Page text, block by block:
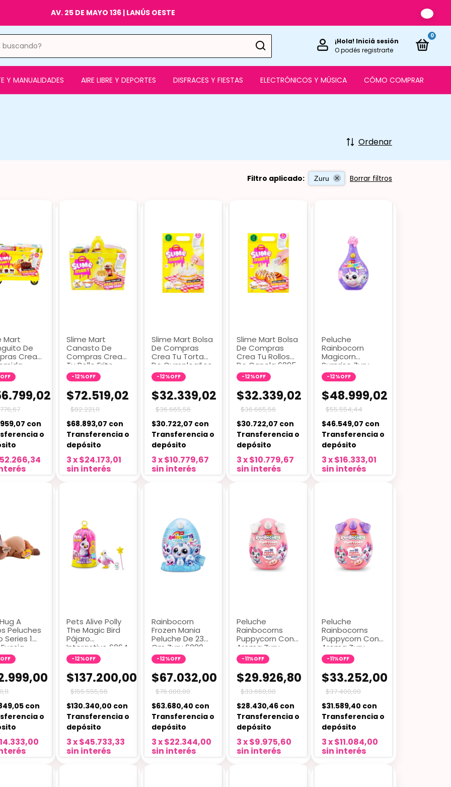
AV. 25 DE MAYO 136 | LANÚS OESTE
¡Hola! Iniciá sesión
O podés registrarte
0
Y MANUALIDADES AIRE LIBRE Y DEPORTES DISFRACES Y FIESTAS ELECTRÓNICOS Y MÚSICA CÓMO COMPRAR
Ordenar
Filtro aplicado: Zuru Borrar filtros
Mart
De
Crea
6070
OFF
con
o
Slime Mart
Canasto De
Compras Crea
Tu Pollo Frito
6096
-12%OFF
$72.519,02
$82.221,11
$68.893,07 con
Transferencia o
depósito
3x$24.173,01
sin interés
Slime Mart Bolsa
De Compras
Crea Tu Torta
De Cumpleaños
6095
-12%OFF
$32.339,02
$36.665,56
$30.722,07 con
Transferencia o
depósito
3x$10.779,67
sin interés
Slime Mart Bolsa
De Compras
Crea Tu Rollos
De Canela 6095
-12%OFF
$32.339,02
$36.665,56
$30.722,07 con
Transferencia o
depósito
3x$10.779,67
sin interés
Peluche
Rainbocorn
Magicorn
Surprise Zuru
6100 Multicolor
-12%OFF
$48.999,02
$55.554,44
$46.549,07 con
Transferencia o
depósito
3x$16.333,01
sin interés
A
Peluches
Series 1
Holly
OFF
con
o
Pets Alive Polly
The Magic Bird
Pájaro
Interactivo 6064
Blanco
-12%OFF
$137.200,00
$155.555,56
$130.340,00 con
Transferencia o
depósito
3x$45.733,33
sin interés
Rainbocorn
Frozen Mania
Peluche De 23
Cm Zuru 6080
Agua
-12%OFF
$67.032,00
$76.000,00
$63.680,40 con
Transferencia o
depósito
3x$22.344,00
sin interés
Peluche
Rainbocorns
Puppycorn Con
Aroma Zuru
6034 Blanco
-11%OFF
$29.926,80
$33.660,00
$28.430,46 con
Transferencia o
depósito
3x$9.975,60
sin interés
Peluche
Rainbocorns
Puppycorn Con
Aroma Zuru
6034 Violeta
-11%OFF
$33.252,00
$37.400,00
$31.589,40 con
Transferencia o
depósito
3x$11.084,00
sin interés